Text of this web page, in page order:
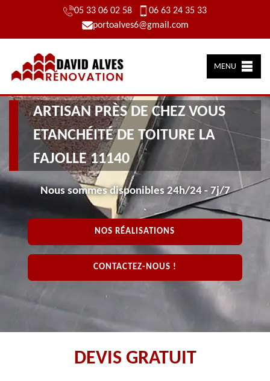
05 33 06 02 58
06 63 24 35 33
portoalves6@gmail.com
MENU
ARTISAN PRÈS DE CHEZ VOUS
ETANCHÉITÉ DE TOITURE LA
FAJOLLE 11140
Nous sommes disponibles 24h/24 - 7j/7
NOS RÉALISATIONS
CONTACTEZ-NOUS !
DEVIS GRATUIT